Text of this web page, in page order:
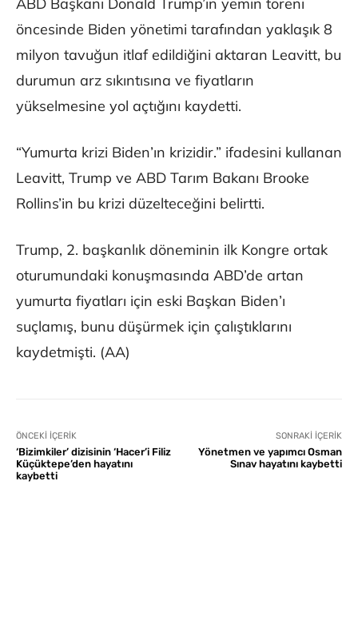
ABD Başkanı Donald Trump’ın yemin töreni
öncesinde Biden yönetimi tarafından yaklaşık 8
milyon tavuğun itlaf edildiğini aktaran Leavitt, bu
durumun arz sıkıntısına ve fiyatların
yükselmesine yol açtığını kaydetti.
“Yumurta krizi Biden’ın krizidir.” ifadesini kullanan
Leavitt, Trump ve ABD Tarım Bakanı Brooke
Rollins’in bu krizi düzelteceğini belirtti.
Trump, 2. başkanlık döneminin ilk Kongre ortak
oturumundaki konuşmasında ABD’de artan
yumurta fiyatları için eski Başkan Biden’ı
suçlamış, bunu düşürmek için çalıştıklarını
kaydetmişti. (AA)
ÖNCEKI İÇERIK
‘Bizimkiler’ dizisinin ‘Hacer’i Filiz
Küçüktepe’den hayatını
kaybetti
SONRAKI İÇERIK
Yönetmen ve yapımcı Osman
Sınav hayatını kaybetti